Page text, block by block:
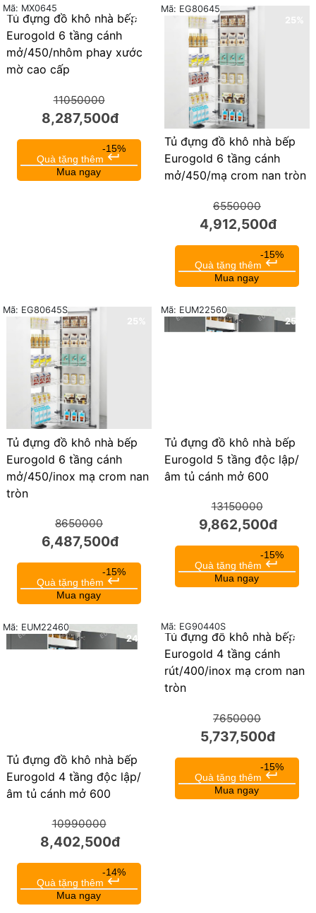
25%
Tủ đựng đồ khô nhà bếp
Eurogold 6 tầng cánh
mở/450/nhôm phay xước
mờ cao cấp
Mã: MX0645
11050000
8,287,500đ
-15%
Quà tặng thêm keyboard_return
Mua ngay
Tủ đựng đồ khô nhà bếp
Eurogold 6 tầng cánh
mở/450/mạ crom nan tròn
Mã: EG80645
6550000
4,912,500đ
-15%
Quà tặng thêm keyboard_return
Mua ngay
Tủ đựng đồ khô nhà bếp
Eurogold 6 tầng cánh
mở/450/inox mạ crom nan
tròn
Mã: EG80645S
8650000
6,487,500đ
-15%
Quà tặng thêm keyboard_return
Mua ngay
25%
Tủ đựng đồ khô nhà bếp
Eurogold 5 tầng độc lập/
âm tủ cánh mở 600
Mã: EUM22560
13150000
9,862,500đ
-15%
Quà tặng thêm keyboard_return
Mua ngay
24%
Tủ đựng đồ khô nhà bếp
Eurogold 4 tầng độc lập/
âm tủ cánh mở 600
Mã: EUM22460
10990000
8,402,500đ
-14%
Quà tặng thêm keyboard_return
Mua ngay
25%
Tủ đựng đồ khô nhà bếp
Eurogold 4 tầng cánh
rút/400/inox mạ crom nan
tròn
Mã: EG90440S
7650000
5,737,500đ
-15%
Quà tặng thêm keyboard_return
Mua ngay